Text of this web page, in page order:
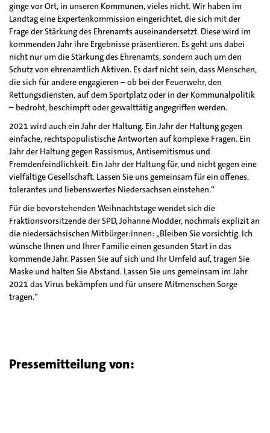
ginge vor Ort, in unseren Kommunen, vieles nicht. Wir haben im
Landtag eine Expertenkommission eingerichtet, die sich mit der
Frage der Stärkung des Ehrenamts auseinandersetzt. Diese wird im
kommenden Jahr ihre Ergebnisse präsentieren. Es geht uns dabei
nicht nur um die Stärkung des Ehrenamts, sondern auch um den
Schutz von ehrenamtlich Aktiven. Es darf nicht sein, dass Menschen,
die sich für andere engagieren – ob bei der Feuerwehr, den
Rettungsdiensten, auf dem Sportplatz oder in der Kommunalpolitik
– bedroht, beschimpft oder gewalttätig angegriffen werden.
2021 wird auch ein Jahr der Haltung. Ein Jahr der Haltung gegen
einfache, rechtspopulistische Antworten auf komplexe Fragen. Ein
Jahr der Haltung gegen Rassismus, Antisemitismus und
Fremdenfeindlichkeit. Ein Jahr der Haltung für, und nicht gegen eine
vielfältige Gesellschaft. Lassen Sie uns gemeinsam für ein offenes,
tolerantes und liebenswertes Niedersachsen einstehen.“
Für die bevorstehenden Weihnachtstage wendet sich die
Fraktionsvorsitzende der SPD, Johanne Modder, nochmals explizit an
die niedersächsischen Mitbürger:innen: „Bleiben Sie vorsichtig. Ich
wünsche Ihnen und Ihrer Familie einen gesunden Start in das
kommende Jahr. Passen Sie auf sich und Ihr Umfeld auf, tragen Sie
Maske und halten Sie Abstand. Lassen Sie uns gemeinsam im Jahr
2021 das Virus bekämpfen und für unsere Mitmenschen Sorge
tragen.“
Pressemitteilung von: